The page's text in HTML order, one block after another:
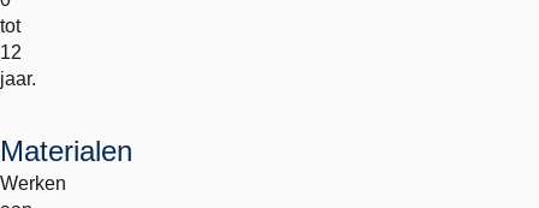
tot
12
jaar.
Materialen
Werken